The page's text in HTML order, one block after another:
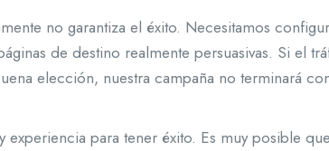
no garantiza el éxito. Necesitamos
de destino realmente persuasivas. Si el
elección, nuestra campaña no terminará
experiencia para tener éxito. Es muy posible